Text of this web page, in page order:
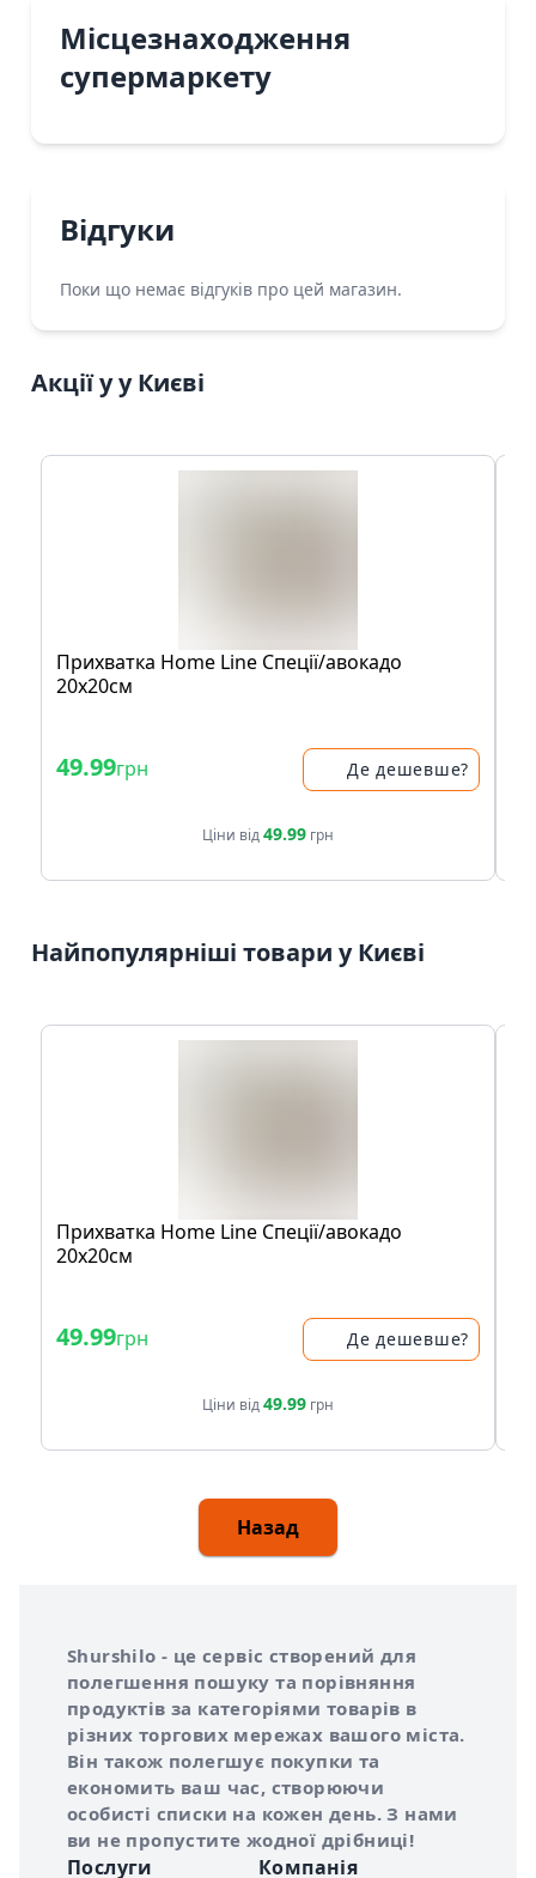
Місцезнаходження
супермаркету
Відгуки
Поки що немає відгуків про цей магазин.
Акції у у Києві
Прихватка Home Line Спеції/авокадо
20х20см
49.99грн Де дешевше?
Ціни від49.99 грн
Найпопулярніші товари у Києві
Прихватка Home Line Спеції/авокадо
20х20см
49.99грн Де дешевше?
Ціни від49.99 грн
Назад
Про сервіс Shurshilo
Shurshilo - це сервіс створений для
полегшення пошуку та порівняння
продуктів за категоріями товарів в
різних торгових мережах вашого міста.
Він також полегшує покупки та
економить ваш час, створюючи
особисті списки на кожен день. З нами
ви не пропустите жодної дрібниці!
Послуги Компанія